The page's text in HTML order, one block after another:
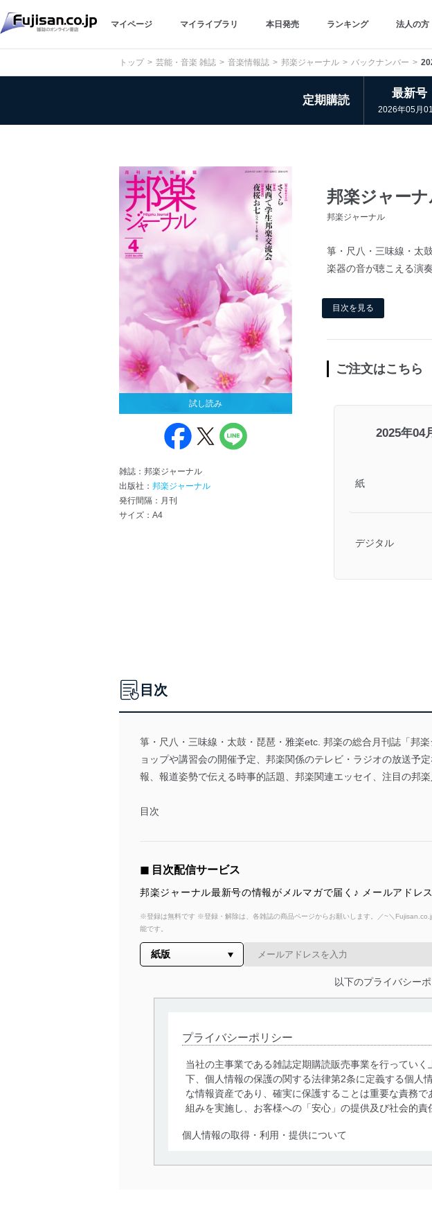
マイページ マイライブラリ 本日発売 ランキング 法人の方
トップ 芸能・音楽 雑誌 音楽情報誌 邦楽ジャーナル バックナンバー
定期購読
最新号
2026年05月
試し読み
雑誌：邦楽ジャーナル
出版社： 邦楽ジャーナル
発行間隔：月刊
サイズ：A4
邦楽ジャー
邦楽ジャーナル
箏・尺八・三味線・太
楽器の音が聴こえる演
目次を見る
ご注文はこちら
2025年04
紙
デジタル
目次
箏・尺八・三味線・太鼓・琵琶・雅楽etc. 邦楽の総合月刊誌「邦
ョップや講習会の開催予定、邦楽関係のテレビ・ラジオの放送予
報、報道姿勢で伝える時事的話題、邦楽関連エッセイ、注目の邦
目次
◼︎ 目次配信サービス
邦楽ジャーナル最新号の情報がメルマガで届く♪ メールアドレ
※登録は無料です ※登録・解除は、各雑誌の商品ページからお願いします。／~＼
能です。
以下のプライバシー
プライバシーポリシー
当社の主事業である雑誌定期購読販売事業を行ってい
下、個人情報の保護の関する法律第2条に定義する個人
な情報資産であり、確実に保護することは重要な責務
組みを実施し、お客様への「安心」の提供及び社会的責
個人情報の取得・利用・提供について
当社は、個人情報の取得・利用・提供に際して、その